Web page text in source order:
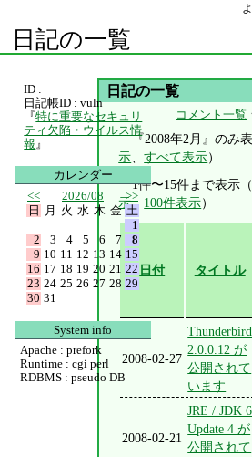
日記の一覧
日記の一覧
コメント一覧
『2008年2月』のみ
示、すべて表示）
1件〜15件まで表示（
示、 100件表示）
日付 タイトル
2008-02-27
Thunderbird
2.0.0.12 が
公開されて
います
2008-02-21
JRE / JDK 6
Update 4 が
公開されて
ID :
日記帳ID : vuln
『特に重要なセキュリ
ティ欠陥・ウイルス情
報 』
カレンダー
<<
2026/08
>>
日
月 火 水 木 金 土
1
2
3 4 5 6 7
8
9 10 11 12 13 14 15
16 17 18 19 20 21 22
23 24 25 26 27 28 29
30 31
System info
Apache : prefork
Runtime : cgi perl
RDBMS : pseudo DB